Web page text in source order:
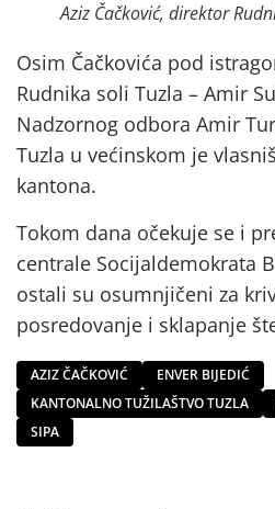
Aziz Čačković, direktor
Osim Čačkovića pod
Rudnika soli Tuzla – Amir
Nadzornog odbora Amir
Tuzla u većinskom je
kantona.
Tokom dana očekuje se i
centrale Socijaldemokrata
ostali su osumnjičeni za
posredovanje i sklapanje
AZIZ ČAČKOVIĆ
ENVER BIJEDIĆ
KANTONALNO TUŽILAŠTVO TUZLA
SIPA